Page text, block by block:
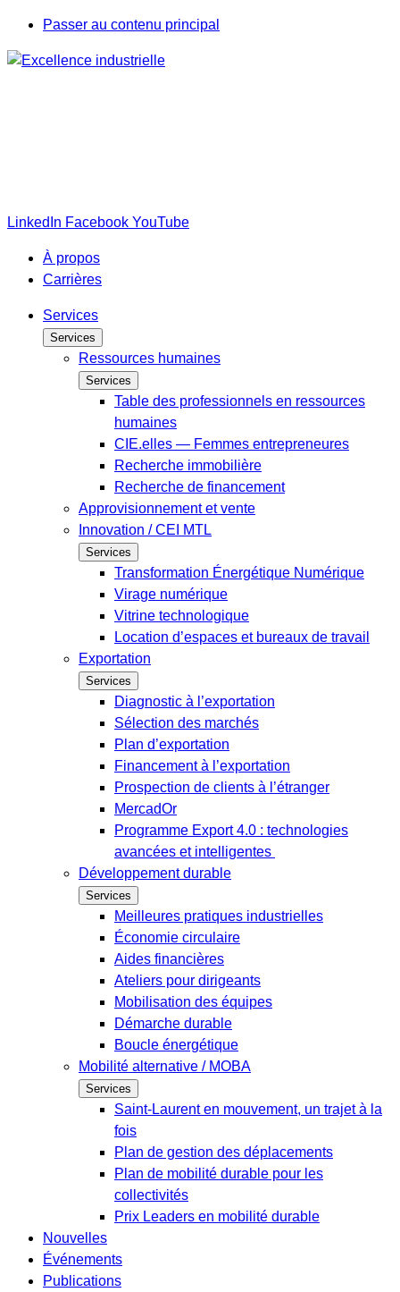
Passer au contenu principal
LinkedIn Facebook YouTube
À propos
Carrières
Services
Services
Ressources humaines
Services
Table des professionnels en ressources
humaines
CIE.elles — Femmes entrepreneures
Recherche immobilière
Recherche de financement
Approvisionnement et vente
Innovation / CEI MTL
Services
Transformation Énergétique Numérique
Virage numérique
Vitrine technologique
Location d’espaces et bureaux de travail
Exportation
Services
Diagnostic à l’exportation
Sélection des marchés
Plan d’exportation
Financement à l’exportation
Prospection de clients à l’étranger
MercadOr
Programme Export 4.0 : technologies
avancées et intelligentes
Développement durable
Services
Meilleures pratiques industrielles
Économie circulaire
Aides financières
Ateliers pour dirigeants
Mobilisation des équipes
Démarche durable
Boucle énergétique
Mobilité alternative / MOBA
Services
Saint-Laurent en mouvement, un trajet à la
fois
Plan de gestion des déplacements
Plan de mobilité durable pour les
collectivités
Prix Leaders en mobilité durable
Nouvelles
Événements
Publications